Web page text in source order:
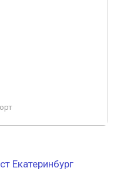
Екатеринбург